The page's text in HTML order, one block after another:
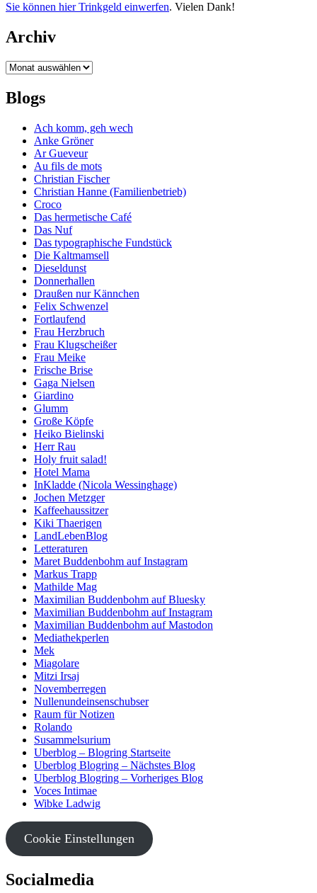
Sie können hier Trinkgeld einwerfen. Vielen Dank!
Archiv
Archiv
Blogs
Ach komm, geh wech
Anke Gröner
Ar Gueveur
Au fils de mots
Christian Fischer
Christian Hanne (Familienbetrieb)
Croco
Das hermetische Café
Das Nuf
Das typographische Fundstück
Die Kaltmamsell
Dieseldunst
Donnerhallen
Draußen nur Kännchen
Felix Schwenzel
Fortlaufend
Frau Herzbruch
Frau Klugscheißer
Frau Meike
Frische Brise
Gaga Nielsen
Giardino
Glumm
Große Köpfe
Heiko Bielinski
Herr Rau
Holy fruit salad!
Hotel Mama
InKladde (Nicola Wessinghage)
Jochen Metzger
Kaffeehaussitzer
Kiki Thaerigen
LandLebenBlog
Letteraturen
Maret Buddenbohm auf Instagram
Markus Trapp
Mathilde Mag
Maximilian Buddenbohm auf Bluesky
Maximilian Buddenbohm auf Instagram
Maximilian Buddenbohm auf Mastodon
Mediathekperlen
Mek
Miagolare
Mitzi Irsaj
Novemberregen
Nullenundeinsenschubser
Raum für Notizen
Rolando
Susammelsurium
Uberblog – Blogring Startseite
Uberblog Blogring – Nächstes Blog
Uberblog Blogring – Vorheriges Blog
Voces Intimae
Wibke Ladwig
Cookie Einstellungen
Socialmedia